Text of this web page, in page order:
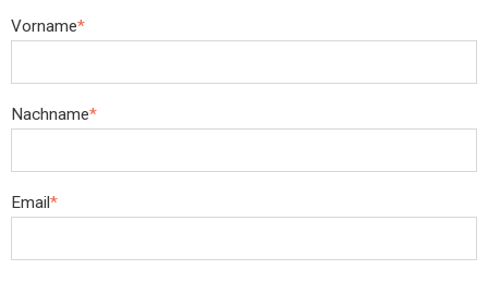
Vorname*
Nachname*
Email*